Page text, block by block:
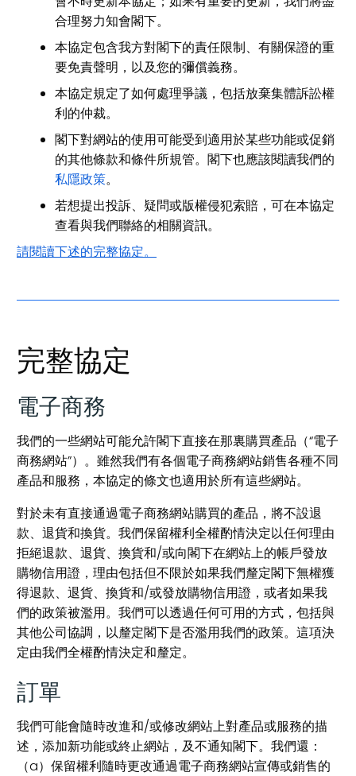
合理努力知會閣下。
本協定包含我方對閣下的責任限制、有關保證的重
要免責聲明，以及您的彌償義務。
本協定規定了如何處理爭議，包括放棄集體訴訟權
利的仲裁。
閣下對網站的使用可能受到適用於某些功能或促銷
的其他條款和條件所規管。閣下也應該閱讀我們的
私隱政策。
若想提出投訴、疑問或版權侵犯索賠，可在本協定
查看與我們聯絡的相關資訊。
請閱讀下述的完整協定。
完整協定
電子商務
我們的一些網站可能允許閣下直接在那裏購買產品（“電子
商務網站”）。雖然我們有各個電子商務網站銷售各種不同
產品和服務，本協定的條文也適用於所有這些網站。
對於未有直接通過電子商務網站購買的產品，將不設退
款、退貨和換貨。我們保留權利全權酌情決定以任何理由
拒絕退款、退貨、換貨和/或向閣下在網站上的帳戶發放
購物信用證，理由包括但不限於如果我們釐定閣下無權獲
得退款、退貨、換貨和/或發放購物信用證，或者如果我
們的政策被濫用。我們可以透過任何可用的方式，包括與
其他公司協調，以釐定閣下是否濫用我們的政策。這項決
定由我們全權酌情決定和釐定。
訂單
我們可能會隨時改進和/或修改網站上對產品或服務的描
述，添加新功能或終止網站，及不通知閣下。我們還：
（a）保留權利隨時更改通過電子商務網站宣傳或銷售的